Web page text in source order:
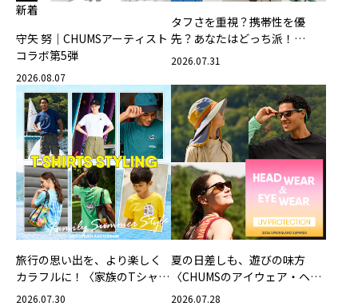
新着
守矢 努｜CHUMSアーティスト
コラボ第5弾
2026.08.07
タフさを重視？携帯性を優
先？あなたはどっち派！
CHUMSの軽量バッグ
2026.07.31
旅行の思い出を、より楽しく
カラフルに！〈家族のTシャツ
スタイリング特集〉
2026.07.30
夏の日差しも、遊びの味方
〈CHUMSのアイウェア・ヘッ
ドウェア〉
2026.07.28